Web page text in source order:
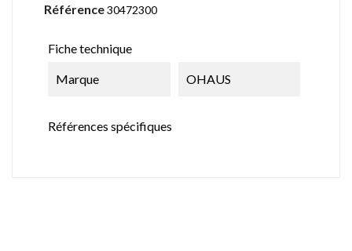
Référence30472300
Fiche technique
Marque OHAUS
Références spécifiques